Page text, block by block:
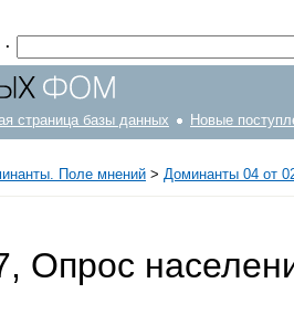
·
страница базы данных Новые
Поле мнений > Доминанты 04 от
Опрос